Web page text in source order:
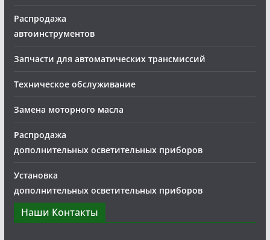
Распродажа
автоинструментов
Запчасти для автоматических трансмиссий
Техническое обслуживание
Замена моторного масла
Распродажа
дополнительных осветительных приборов
Установка
дополнительных осветительных приборов
Наши Контакты